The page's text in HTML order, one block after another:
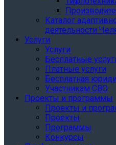
Каталог
деятельности
Услуги
Услуги
Бесплатные
Платные услуги
Бесплатная
Участникам СВО
Проекты и программы
Проекты и
Проекты
Программы
Конкурсы